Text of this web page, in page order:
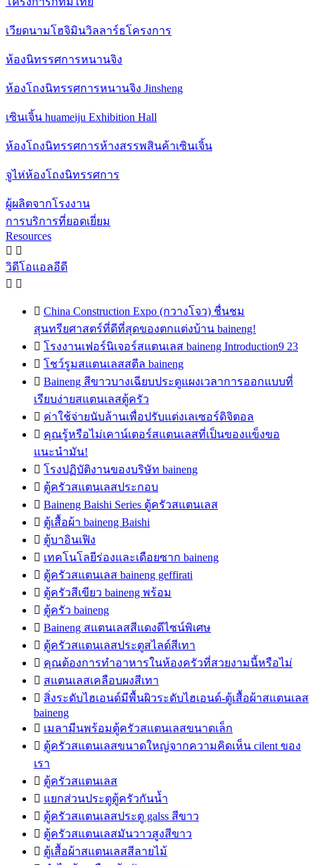
เวียดนามโฮจิมินวิลลาร์ธโครงการ
ห้องนิทรรศการหนานจิง
ห้องโถงนิทรรศการหนานจิง Jinsheng
เซินเจิ้น huameiju Exhibition Hall
ห้องโถงนิทรรศการห้างสรรพสินค้าเซินเจิ้น
จูไห่ห้องโถงนิทรรศการ
ผู้ผลิตจากโรงงาน
การบริการที่ยอดเยี่ยม
Resources
 
วิดีโอแอลอีดี
 
 China Construction Expo (กวางโจว) ชื่นชม
สุนทรียศาสตร์ที่ดีที่สุดของตกแต่งบ้าน baineng!
 โรงงานเฟอร์นิเจอร์สแตนเลส baineng Introduction9 23
 โชว์รูมสแตนเลสสตีล baineng
 Baineng สีขาวบางเฉียบประตูแผงเวลาการออกแบบที่
เรียบง่ายสแตนเลสตู้ครัว
 ค่าใช้จ่ายนับล้านเพื่อปรับแต่งเลเซอร์ดิจิตอล
 คุณรู้หรือไม่เคาน์เตอร์สแตนเลสที่เป็นของแข็งขอ
แนะนำมัน!
 โรงปฏิบัติงานของบริษัท baineng
 ตู้ครัวสแตนเลสประกอบ
 Baineng Baishi Series ตู้ครัวสแตนเลส
 ตู้เสื้อผ้า baineng Baishi
 ตู้บาอินเฟิง
 เทคโนโลยีร่องและเดือยซาก baineng
 ตู้ครัวสแตนเลส baineng geffirati
 ตู้ครัวสีเขียว baineng พร้อม
 ตู้ครัว baineng
 Baineng สแตนเลสสีแดงดีไซน์พิเศษ
 ตู้ครัวสแตนเลสประตูสไลด์สีเทา
 คุณต้องการทำอาหารในห้องครัวที่สวยงามนี้หรือไม่
 สแตนเลสเคลือบผงสีเทา
 สิ่งระดับไฮเอนด์มีพื้นผิวระดับไฮเอนด์-ตู้เสื้อผ้าสแตนเลส
baineng
 เมลามีนพร้อมตู้ครัวสแตนเลสขนาดเล็ก
 ตู้ครัวสแตนเลสขนาดใหญ่จากความคิดเห็น cilent ของ
เรา
 ตู้ครัวสแตนเลส
 แยกส่วนประตูตู้ครัวกันน้ำ
 ตู้ครัวสแตนเลสประตู galss สีขาว
 ตู้ครัวสแตนเลสมันวาวสูงสีขาว
 ตู้เสื้อผ้าสแตนเลสสีลายไม้